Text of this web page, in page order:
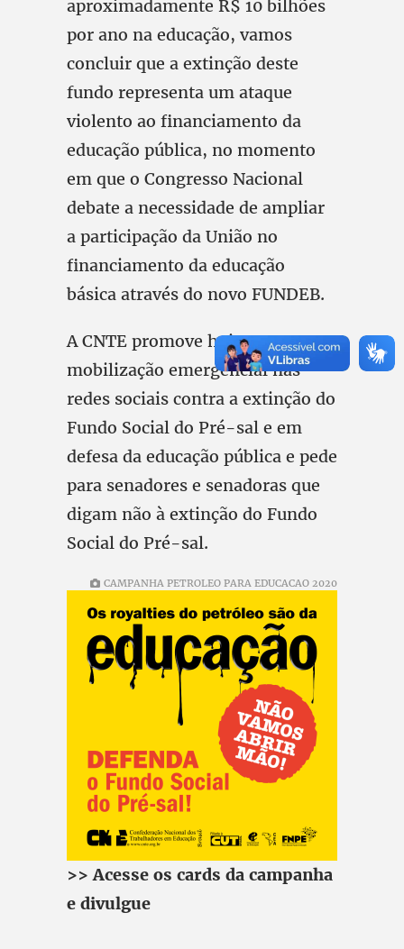
aproximadamente R$ 10 bilhões
por ano na educação, vamos
concluir que a extinção deste
fundo representa um ataque
violento ao financiamento da
educação pública, no momento
em que o Congresso Nacional
debate a necessidade de ampliar
a participação da União no
financiamento da educação
básica através do novo FUNDEB.
A CNTE promove hoje uma
mobilização emergencial nas
redes sociais contra a extinção do
Fundo Social do Pré-sal e em
defesa da educação pública e pede
para senadores e senadoras que
digam não à extinção do Fundo
Social do Pré-sal.
CAMPANHA PETROLEO PARA EDUCACAO 2020
>> Acesse os cards da campanha
e divulgue